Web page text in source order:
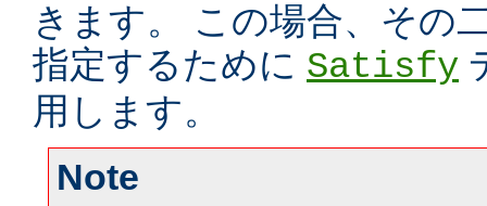
きます。 この場合、その
指定するために Satisfy
用します。
Note